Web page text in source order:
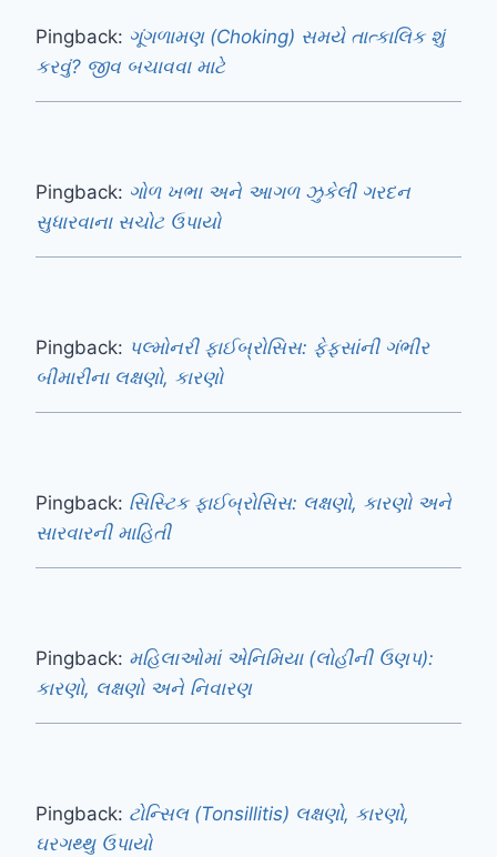
Pingback: ગૂંગળામણ (Choking) સમયે તાત્કાલિક શું
કરવું? જીવ બચાવવા માટે
Pingback: ગોળ ખભા અને આગળ ઝુકેલી ગરદન
સુધારવાના સચોટ ઉપાયો
Pingback: પલ્મોનરી ફાઈબ્રોસિસ: ફેફસાંની ગંભીર
બીમારીના લક્ષણો, કારણો
Pingback: સિસ્ટિક ફાઈબ્રોસિસ: લક્ષણો, કારણો અને
સારવારની માહિતી
Pingback: મહિલાઓમાં એનિમિયા (લોહીની ઉણપ):
કારણો, લક્ષણો અને નિવારણ
Pingback: ટોન્સિલ (Tonsillitis) લક્ષણો, કારણો,
ઘરગથ્થુ ઉપાયો